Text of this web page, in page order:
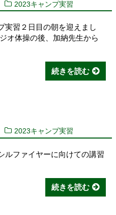
2023キャンプ実習
実習２日目の朝を迎えまし
オ体操の後、加納先生から
続きを読む
2023キャンプ実習
ルファイヤーに向けての講習
続きを読む